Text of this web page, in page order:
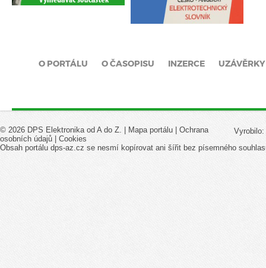
O PORTÁLU O ČASOPISU INZERCE UZÁVĚRKY
Vyrobilo:
© 2026 DPS Elektronika od A do Z. | Mapa portálu | Ochrana
osobních údajů | Cookies
Obsah portálu dps-az.cz se nesmí kopírovat ani šířit bez písemného